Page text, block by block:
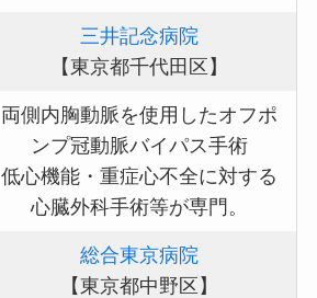
三井記念病院
【東京都千代田区】
両側内胸動脈を使用したオフポ
ンプ冠動脈バイパス手術
低心機能・重症心不全に対する
心臓外科手術等が専門。
総合東京病院
【東京都中野区】